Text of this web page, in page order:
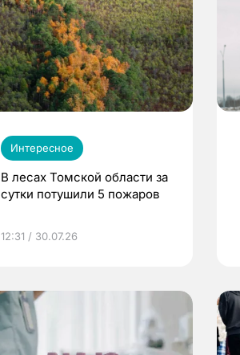
Интересное
В лесах Томской области за
сутки потушили 5 пожаров
12:31 / 30.07.26